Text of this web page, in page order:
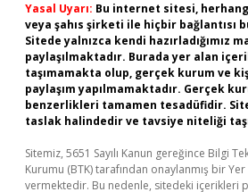
Yasal Uyarı: Bu internet sitesi,
veya şahıs şirketi ile hiçbir bağlantısı
Sitede yalnızca kendi hazırladığımız
paylaşılmaktadır. Burada yer alan
taşımamakta olup, gerçek kurum ve
paylaşım yapılmamaktadır. Gerçek
benzerlikleri tamamen tesadüfidir.
taslak halindedir ve tavsiye niteliği
Sitemiz, 5651 Sayılı Kanun gereğince Bilgi
Kurumu (BTK) tarafından onaylanmış bir
vermektedir. Bu nedenle, sitedeki içerikleri